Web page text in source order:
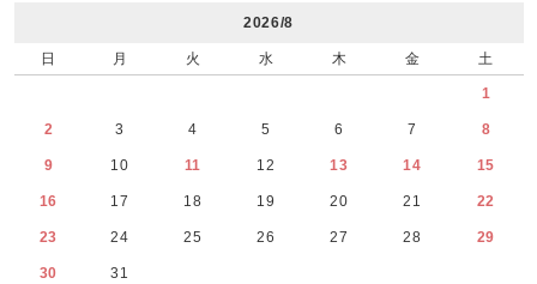
2026/8
日 月 火 水 木 金 土
1
2 3 4 5 6 7 8
9 10 11 12 13 14 15
16 17 18 19 20 21 22
23 24 25 26 27 28 29
30 31